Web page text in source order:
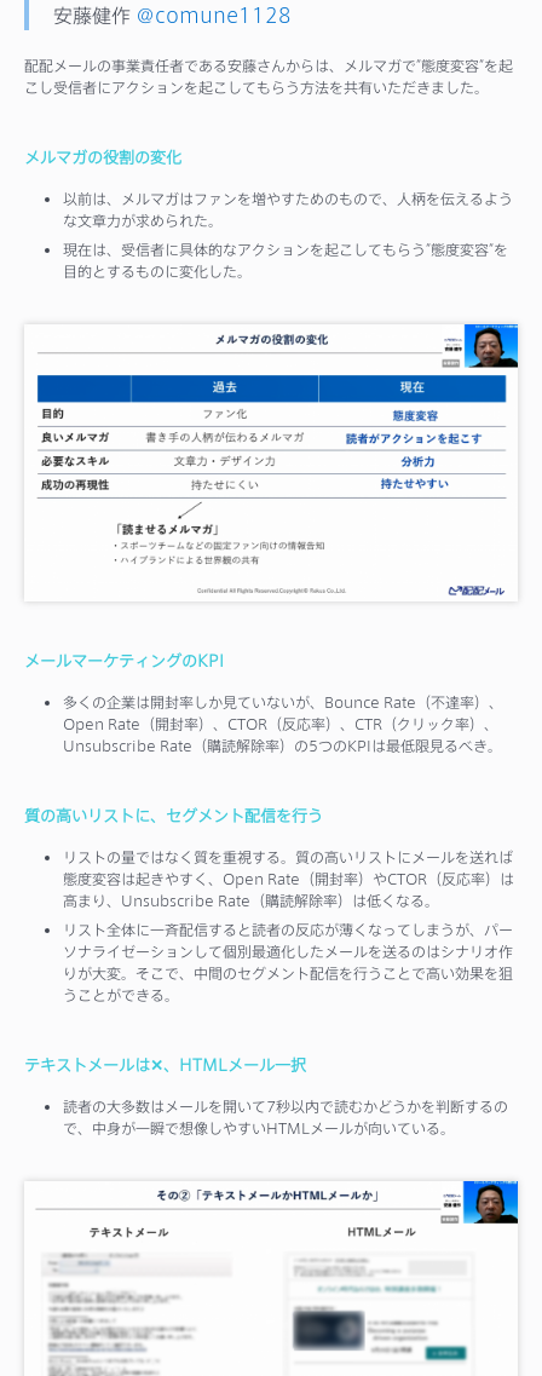
安藤健作 ＠comune1128
配配メールの事業責任者である安藤さんからは、メルマガで”態度変容”を起
こし受信者にアクションを起こしてもらう方法を共有いただきました。
メルマガの役割の変化
以前は、メルマガはファンを増やすためのもので、人柄を伝えるよう
な文章力が求められた。
現在は、受信者に具体的なアクションを起こしてもらう”態度変容”を
目的とするものに変化した。
メールマーケティングのKPI
多くの企業は開封率しか見ていないが、Bounce Rate（不達率）、
Open Rate（開封率）、CTOR（反応率）、CTR（クリック率）、
Unsubscribe Rate（購読解除率）の5つのKPIは最低限見るべき。
質の高いリストに、セグメント配信を行う
リストの量ではなく質を重視する。質の高いリストにメールを送れば
態度変容は起きやすく、Open Rate（開封率）やCTOR（反応率）は
高まり、Unsubscribe Rate（購読解除率）は低くなる。
リスト全体に一斉配信すると読者の反応が薄くなってしまうが、パー
ソナライゼーションして個別最適化したメールを送るのはシナリオ作
りが大変。そこで、中間のセグメント配信を行うことで高い効果を狙
うことができる。
テキストメールは✕、HTMLメール一択
読者の大多数はメールを開いて7秒以内で読むかどうかを判断するの
で、中身が一瞬で想像しやすいHTMLメールが向いている。